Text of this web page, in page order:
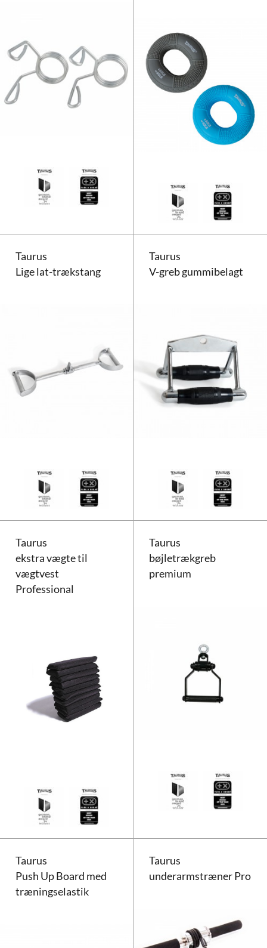
Taurus
Lige lat-trækstang
Taurus
V-greb gummibelagt
Taurus
ekstra vægte til
vægtvest
Professional
Taurus ekstra vægte til
Taurus
bøjletrækgreb
premium
Taurus
Push Up Board med
træningselastik
Taurus
underarmstræner Pro